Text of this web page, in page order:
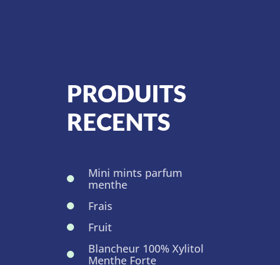
PRODUITS
RECENTS
Mini mints parfum
menthe
Frais
Fruit
Blancheur 100% Xylitol
Menthe Forte